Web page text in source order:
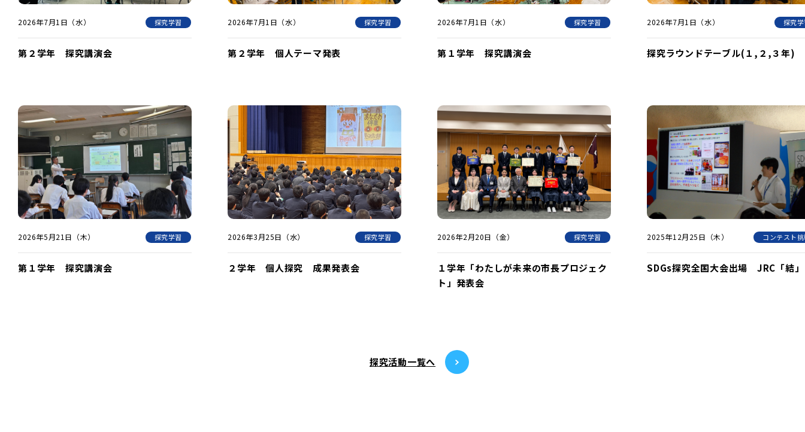
2026年7月1日（水） 探究学習
第２学年 探究講演会
2026年7月1日（水） 探究学習
第２学年 個人テーマ発表
2026年7月1日（水） 探究学習
第１学年 探究講演会
2026年7月1日（水） 探究
探究ラウンドテーブル(１,２,３年)
2026年5月21日（木） 探究学習
第１学年 探究講演会
2026年3月25日（水） 探究学習
２学年 個人探究 成果発表会
2026年2月20日（金） 探究学習
１学年「わたしが未来の市長プロジェク
ト」発表会
2025年12月25日（木） コンテスト
SDGs探究全国大会出場 JRC「結」
探究活動⼀覧へ